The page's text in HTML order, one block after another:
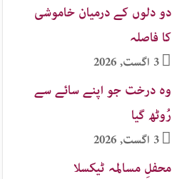
دو دلوں کے درمیان خاموشی
کا فاصلہ
3 اگست, 2026
وہ درخت جو اپنے سائے سے
رُوٹھ گیا
3 اگست, 2026
محفلِ مسالمہ ٹیکسلا